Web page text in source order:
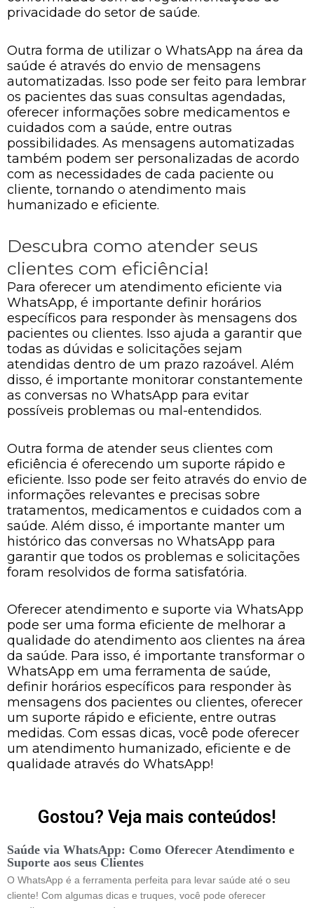
privacidade do setor de saúde.
Outra forma de utilizar o WhatsApp na área da
saúde é através do envio de mensagens
automatizadas. Isso pode ser feito para lembrar
os pacientes das suas consultas agendadas,
oferecer informações sobre medicamentos e
cuidados com a saúde, entre outras
possibilidades. As mensagens automatizadas
também podem ser personalizadas de acordo
com as necessidades de cada paciente ou
cliente, tornando o atendimento mais
humanizado e eficiente.
Descubra como atender seus
clientes com eficiência!
Para oferecer um atendimento eficiente via
WhatsApp, é importante definir horários
específicos para responder às mensagens dos
pacientes ou clientes. Isso ajuda a garantir que
todas as dúvidas e solicitações sejam
atendidas dentro de um prazo razoável. Além
disso, é importante monitorar constantemente
as conversas no WhatsApp para evitar
possíveis problemas ou mal-entendidos.
Outra forma de atender seus clientes com
eficiência é oferecendo um suporte rápido e
eficiente. Isso pode ser feito através do envio de
informações relevantes e precisas sobre
tratamentos, medicamentos e cuidados com a
saúde. Além disso, é importante manter um
histórico das conversas no WhatsApp para
garantir que todos os problemas e solicitações
foram resolvidos de forma satisfatória.
Oferecer atendimento e suporte via WhatsApp
pode ser uma forma eficiente de melhorar a
qualidade do atendimento aos clientes na área
da saúde. Para isso, é importante transformar o
WhatsApp em uma ferramenta de saúde,
definir horários específicos para responder às
mensagens dos pacientes ou clientes, oferecer
um suporte rápido e eficiente, entre outras
medidas. Com essas dicas, você pode oferecer
um atendimento humanizado, eficiente e de
qualidade através do WhatsApp!
Gostou? Veja mais conteúdos!
Saúde via WhatsApp: Como Oferecer Atendimento e
Suporte aos seus Clientes
O WhatsApp é a ferramenta perfeita para levar saúde até o seu
cliente! Com algumas dicas e truques, você pode oferecer